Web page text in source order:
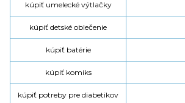
kúpiť umelecké výtlačky
kúpiť detské oblečenie
kúpiť batérie
kúpiť komiks
kúpiť potreby pre diabetikov